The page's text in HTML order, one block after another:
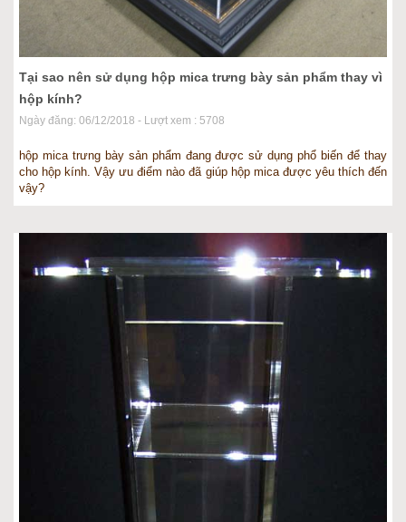
Tại sao nên sử dụng hộp mica trưng bày sản phẩm thay vì
hộp kính?
Ngày đăng: 06/12/2018 - Lượt xem : 5708
hộp mica trưng bày sản phẩm đang được sử dụng phổ biến để thay
cho hộp kính. Vậy ưu điểm nào đã giúp hộp mica được yêu thích đến
vậy?